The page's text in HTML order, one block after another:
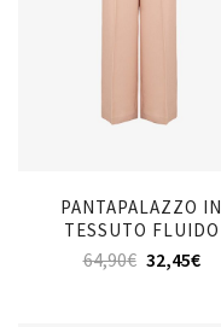
PANTAPALAZZO IN
TESSUTO FLUIDO
64,90€ 32,45€